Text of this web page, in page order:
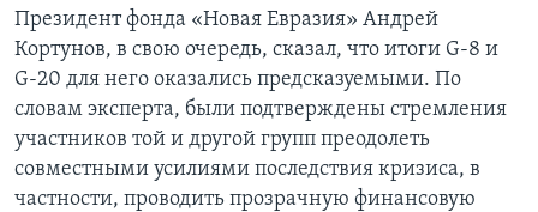
Президент фонда «Новая Евразия» Андрей
Кортунов, в свою очередь, сказал, что итоги G-8 и
G-20 для него оказались предсказуемыми. По
словам эксперта, были подтверждены стремления
участников той и другой групп преодолеть
совместными усилиями последствия кризиса, в
частности, проводить прозрачную финансовую